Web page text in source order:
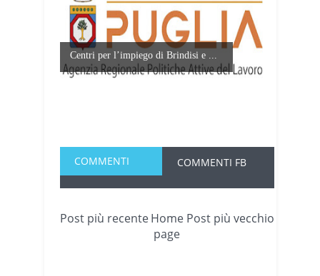
Centri per l’impiego di Brindisi e ...
COMMENTI COMMENTI FB
Post più recente Post più vecchio
Home
page